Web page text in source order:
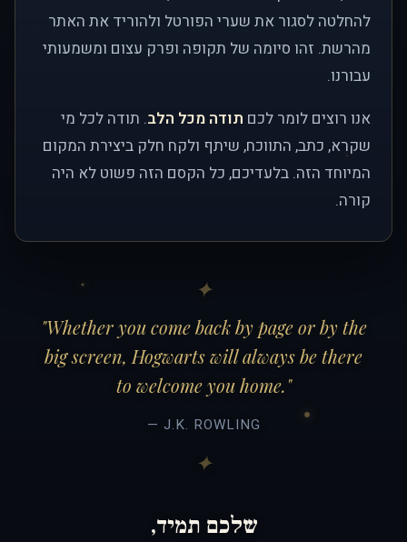
להחלטה לסגור את שערי הפורטל ולהוריד את האתר
מהרשת. זהו סיומה של תקופה ופרק עצום ומשמעותי
עבורנו.
אנו רוצים לומר לכם תודה מכל הלב. תודה לכל מי
שקרא, כתב, התווכח, שיתף ולקח חלק ביצירת המקום
המיוחד הזה. בלעדיכם, כל הקסם הזה פשוט לא היה
קורה.
"Whether you come back by page or by the
big screen, Hogwarts will always be there
to welcome you home."
— J.K. ROWLING
שלכם תמיד,